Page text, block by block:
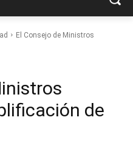
El Consejo de Ministros
de